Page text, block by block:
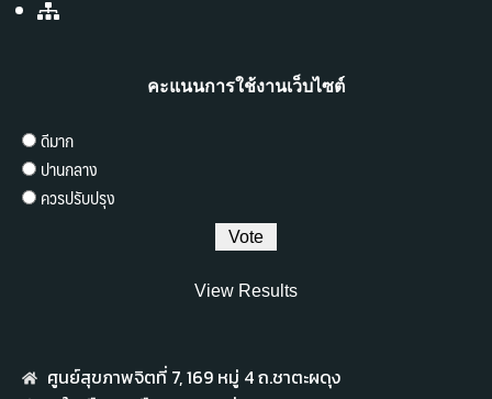
คะแนนการใช้งานเว็บไซต์
ดีมาก
ปานกลาง
ควรปรับปรุง
View Results
ศูนย์สุขภาพจิตที่ 7,​ 169 หมู่ 4 ถ.ชาตะผดุง